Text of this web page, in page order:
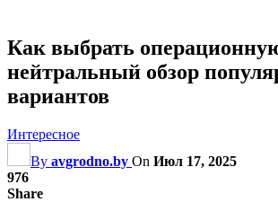
Как выбрать
нейтральный обзор
вариантов
Интересное
By avgrodno.by On Июл 17, 2025
976
Share